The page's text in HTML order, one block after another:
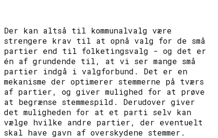
Der kan altså til kommunalvalg være
strengere krav til at opnå valg for de små
partier end til folketingsvalg - og det er
én af grundende til, at vi ser mange små
partier indgå i valgforbund. Det er en
mekanisme der optimerer stemmerne på tværs
af partier, og giver mulighed for at prøve
at begrænse stemmespild. Derudover giver
det muligheden for at et parti selv kan
vælge hvilke andre partier, der eventuelt
skal have gavn af overskydene stemmer.